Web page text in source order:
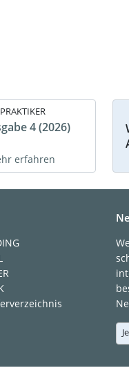
4 (2026)
erfahren